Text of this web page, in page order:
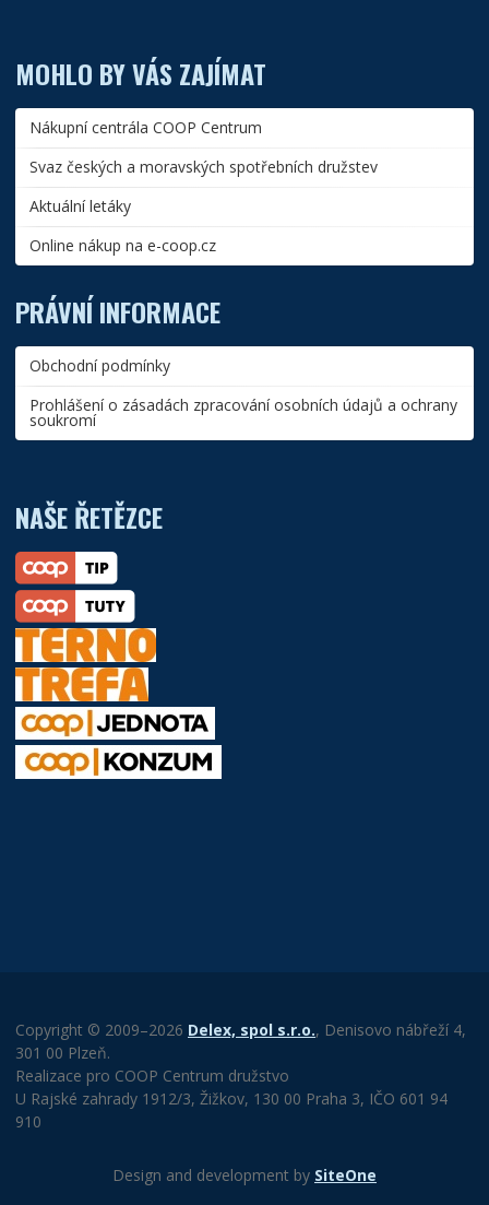
MOHLO BY VÁS ZAJÍMAT
Nákupní centrála COOP Centrum
Svaz českých a moravských spotřebních družstev
Aktuální letáky
Online nákup na e-coop.cz
PRÁVNÍ INFORMACE
Obchodní podmínky
Prohlášení o zásadách zpracování osobních údajů a ochrany
soukromí
NAŠE ŘETĚZCE
Copyright © 2009–2026 Delex, spol s.r.o., Denisovo nábřeží 4,
301 00 Plzeň.
Realizace pro COOP Centrum družstvo
U Rajské zahrady 1912/3, Žižkov, 130 00 Praha 3, IČO 601 94
910
Design and development by SiteOne